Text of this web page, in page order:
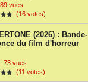
vues
(16 votes)
(2026) : Bande-
du film d'horreur
73 vues
(11 votes)